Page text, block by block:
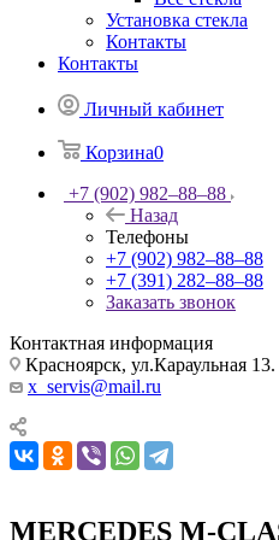
Установка стекла
Контакты
Контакты
Личный кабинет
Корзина0
+7 (902) 982‒88‒88
Назад
Телефоны
+7 (902) 982‒88‒88
+7 (391) 282‒88‒88
Заказать звонок
Контактная информация
Красноярск, ул.Караульная 13.
x_servis@mail.ru
MERCEDES M-